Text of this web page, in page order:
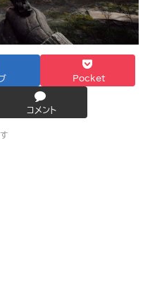
Pocket
コメント